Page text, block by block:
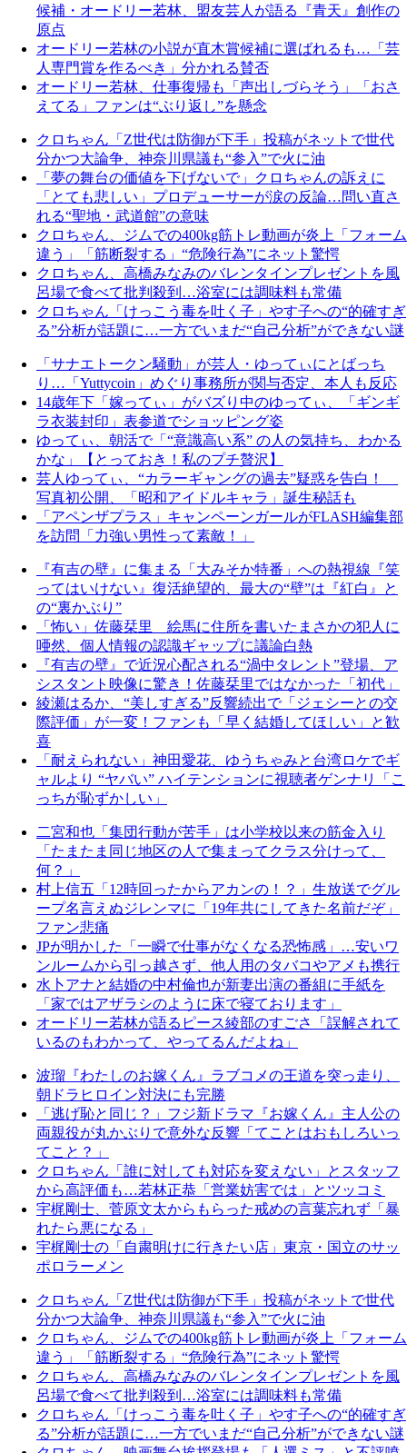
候補・オードリー若林、盟友芸人が語る『青天』創作の
原点
オードリー若林の小説が直木賞候補に選ばれるも…「芸
人専門賞を作るべき」分かれる賛否
オードリー若林、仕事復帰も「声出しづらそう」「おさ
えてる」ファンは“ぶり返し”を懸念
クロちゃん「Z世代は防御が下手」投稿がネットで世代
分かつ大論争、神奈川県議も“参入”で火に油
「夢の舞台の価値を下げないで」クロちゃんの訴えに
「とても悲しい」プロデューサーが涙の反論…問い直さ
れる“聖地・武道館”の意味
クロちゃん、ジムでの400kg筋トレ動画が炎上「フォーム
違う」「筋断裂する」“危険行為”にネット驚愕
クロちゃん、高橋みなみのバレンタインプレゼントを風
呂場で食べて批判殺到…浴室には調味料も常備
クロちゃん「けっこう毒を吐く子」やす子への“的確すぎ
る”分析が話題に…一方でいまだ“自己分析”ができない謎
「サナエトークン騒動」が芸人・ゆってぃにとばっち
り…「Yuttycoin」めぐり事務所が関与否定、本人も反応
14歳年下「嫁ってぃ」がバズり中のゆってぃ、「ギンギ
ラ衣装封印」表参道でショッピング姿
ゆってぃ、朝活で「“意識高い系” の人の気持ち、わかる
かな」【とっておき！私のプチ贅沢】
芸人ゆってぃ、“カラーギャングの過去”疑惑を告白！
写真初公開、「昭和アイドルキャラ」誕生秘話も
「アペンザプラス」キャンペーンガールがFLASH編集部
を訪問「力強い男性って素敵！」
『有吉の壁』に集まる「大みそか特番」への熱視線『笑
ってはいけない』復活絶望的、最大の“壁”は『紅白』と
の“裏かぶり”
「怖い」佐藤栞里 絵馬に住所を書いたまさかの犯人に
唖然、個人情報の認識ギャップに議論白熱
『有吉の壁』で近況心配される“渦中タレント”登場、ア
シスタント映像に驚き！佐藤栞里ではなかった「初代」
綾瀬はるか、“美しすぎる”反響続出で「ジェシーとの交
際評価」が一変！ファンも「早く結婚してほしい」と歓
喜
「耐えられない」神田愛花、ゆうちゃみと台湾ロケでギ
ャルより “ヤバい” ハイテンションに視聴者ゲンナリ「こ
っちが恥ずかしい」
二宮和也「集団行動が苦手」は小学校以来の筋金入り
「たまたま同じ地区の人で集まってクラス分けって、
何？」
村上信五「12時回ったからアカンの！？」生放送でグル
ープ名言えぬジレンマに「19年共にしてきた名前だぞ」
ファン悲痛
JPが明かした「一瞬で仕事がなくなる恐怖感」…安いワ
ンルームから引っ越さず、他人用のタバコやアメも携行
水卜アナと結婚の中村倫也が新妻出演の番組に手紙を
「家ではアザラシのように床で寝ております」
オードリー若林が語るピース綾部のすごさ「誤解されて
いるのもわかって、やってるんだよね」
波瑠『わたしのお嫁くん』ラブコメの王道を突っ走り、
朝ドラヒロイン対決にも完勝
「逃げ恥と同じ？」フジ新ドラマ『お嫁くん』主人公の
両親役が丸かぶりで意外な反響「てことはおもしろいっ
てこと？」
クロちゃん「誰に対しても対応を変えない」とスタッフ
から高評価も…若林正恭「営業妨害では」とツッコミ
宇梶剛士、菅原文太からもらった戒めの言葉忘れず「暴
れたら悪になる」
宇梶剛士の「自粛明けに行きたい店」東京・国立のサッ
ポロラーメン
クロちゃん「Z世代は防御が下手」投稿がネットで世代
分かつ大論争、神奈川県議も“参入”で火に油
クロちゃん、ジムでの400kg筋トレ動画が炎上「フォーム
違う」「筋断裂する」“危険行為”にネット驚愕
クロちゃん、高橋みなみのバレンタインプレゼントを風
呂場で食べて批判殺到…浴室には調味料も常備
クロちゃん「けっこう毒を吐く子」やす子への“的確すぎ
る”分析が話題に…一方でいまだ“自己分析”ができない謎